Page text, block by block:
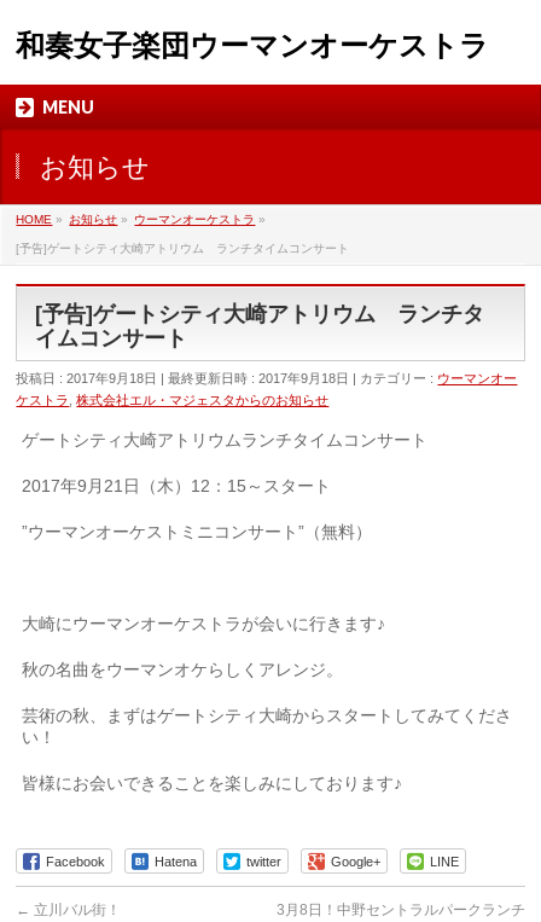
和奏女子楽団ウーマンオーケストラ
MENU
お知らせ
HOME » お知らせ » ウーマンオーケストラ »
[予告]ゲートシティ大崎アトリウム ランチタイムコンサート
[予告]ゲートシティ大崎アトリウム ランチタ
イムコンサート
投稿日 : 2017年9月18日 最終更新日時 : 2017年9月18日 カテゴリー : ウーマンオー
ケストラ
,株式会社エル・マジェスタからのお知らせ
ゲートシティ大崎アトリウムランチタイムコンサート
2017年9月21日（木）12：15～スタート
”ウーマンオーケストミニコンサート”（無料）
大崎にウーマンオーケストラが会いに行きます♪
秋の名曲をウーマンオケらしくアレンジ。
芸術の秋、
まずはゲートシティ大崎からスタートしてみてくださ
い！
皆様にお会いできることを楽しみにしております♪
Facebook Hatena twitter Google+ LINE
← 立川バル街！
3月8日！中野セントラルパークランチ